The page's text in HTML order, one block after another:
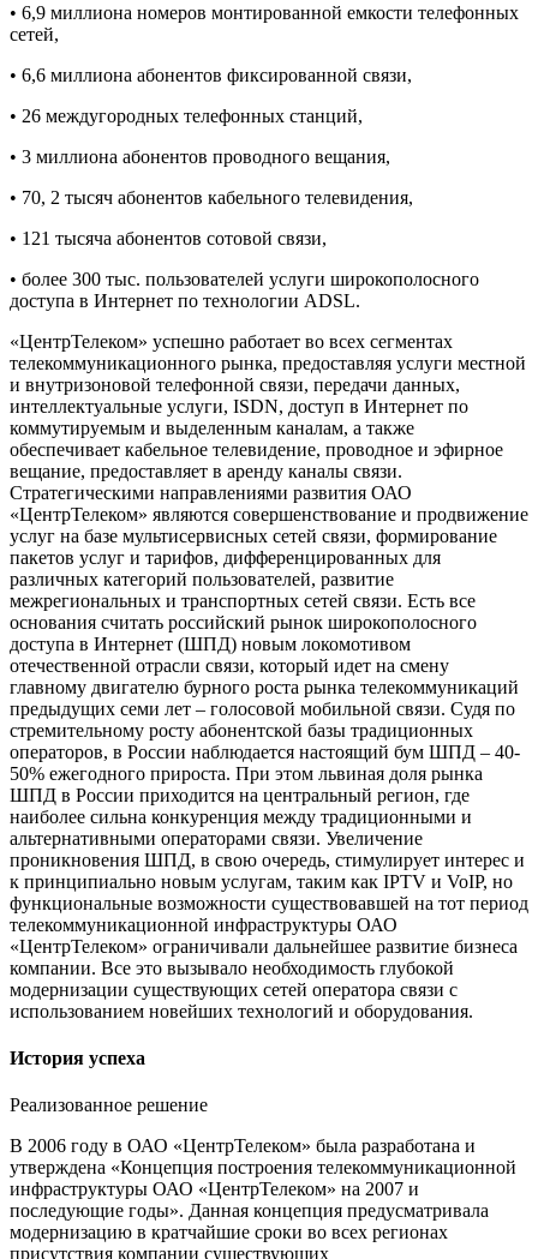
• 6,9 миллиона номеров монтированной емкости телефонных
сетей,
• 6,6 миллиона абонентов фиксированной связи,
• 26 междугородных телефонных станций,
• 3 миллиона абонентов проводного вещания,
• 70, 2 тысяч абонентов кабельного телевидения,
• 121 тысяча абонентов сотовой связи,
• более 300 тыс. пользователей услуги широкополосного
доступа в Интернет по технологии ADSL.
«ЦентрТелеком» успешно работает во всех сегментах
телекоммуникационного рынка, предоставляя услуги местной
и внутризоновой телефонной связи, передачи данных,
интеллектуальные услуги, ISDN, доступ в Интернет по
коммутируемым и выделенным каналам, а также
обеспечивает кабельное телевидение, проводное и эфирное
вещание, предоставляет в аренду каналы связи.
Стратегическими направлениями развития ОАО
«ЦентрТелеком» являются совершенствование и продвижение
услуг на базе мультисервисных сетей связи, формирование
пакетов услуг и тарифов, дифференцированных для
различных категорий пользователей, развитие
межрегиональных и транспортных сетей связи. Есть все
основания считать российский рынок широкополосного
доступа в Интернет (ШПД) новым локомотивом
отечественной отрасли связи, который идет на смену
главному двигателю бурного роста рынка телекоммуникаций
предыдущих семи лет – голосовой мобильной связи. Судя по
стремительному росту абонентской базы традиционных
операторов, в России наблюдается настоящий бум ШПД – 40-
50% ежегодного прироста. При этом львиная доля рынка
ШПД в России приходится на центральный регион, где
наиболее сильна конкуренция между традиционными и
альтернативными операторами связи. Увеличение
проникновения ШПД, в свою очередь, стимулирует интерес и
к принципиально новым услугам, таким как IPTV и VoIP, но
функциональные возможности существовавшей на тот период
телекоммуникационной инфраструктуры ОАО
«ЦентрТелеком» ограничивали дальнейшее развитие бизнеса
компании. Все это вызывало необходимость глубокой
модернизации существующих сетей оператора связи с
использованием новейших технологий и оборудования.
История успеха
Реализованное решение
В 2006 году в ОАО «ЦентрТелеком» была разработана и
утверждена «Концепция построения телекоммуникационной
инфраструктуры ОАО «ЦентрТелеком» на 2007 и
последующие годы». Данная концепция предусматривала
модернизацию в кратчайшие сроки во всех регионах
присутствия компании существующих